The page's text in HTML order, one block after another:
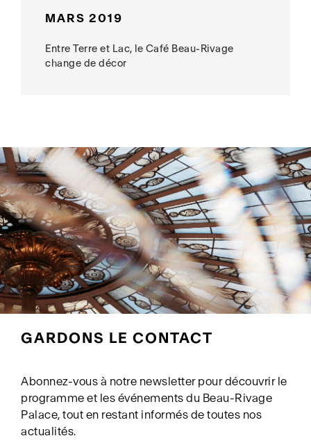
MARS 2019
Entre Terre et Lac, le Café Beau-Rivage
change de décor
GARDONS LE CONTACT
Abonnez-vous à notre newsletter pour découvrir le
programme et les événements du Beau-Rivage
Palace, tout en restant informés de toutes nos
actualités.